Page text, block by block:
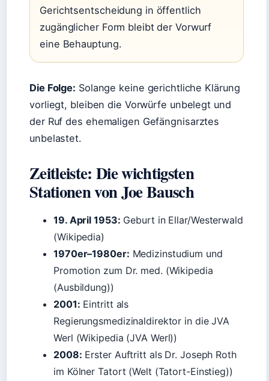
Gerichtsentscheidung in öffentlich
zugänglicher Form bleibt der Vorwurf
eine Behauptung.
Die Folge: Solange keine gerichtliche Klärung
vorliegt, bleiben die Vorwürfe unbelegt und
der Ruf des ehemaligen Gefängnisarztes
unbelastet.
Zeitleiste: Die wichtigsten
Stationen von Joe Bausch
19. April 1953: Geburt in Ellar/Westerwald
(Wikipedia)
1970er–1980er: Medizinstudium und
Promotion zum Dr. med. (Wikipedia
(Ausbildung))
2001: Eintritt als
Regierungsmedizinaldirektor in die JVA
Werl (Wikipedia (JVA Werl))
2008: Erster Auftritt als Dr. Joseph Roth
im Kölner Tatort (Welt (Tatort-Einstieg))